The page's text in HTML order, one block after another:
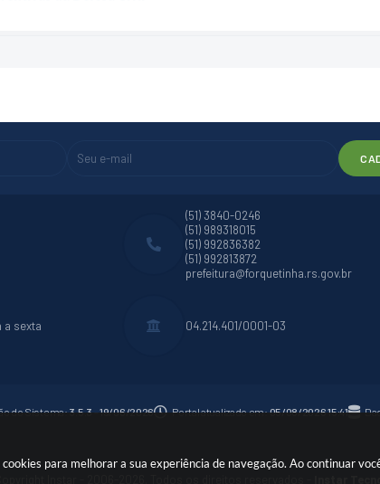
para melhorar a sua experiência de navegação. Ao continuar
(51) 3840-0246
(51) 989318015
(51) 992836382
(51) 992813872
prefeitura@forquetinha.rs.gov.br
a sexta 04.214.401/0001-03
do Sistema:3.5.3 - 19/06/2026 Portal atualizado em:05/08/2026 15:41